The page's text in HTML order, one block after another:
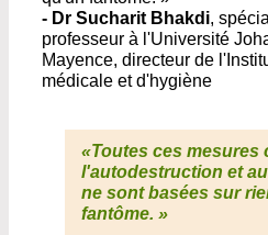
- Dr Sucharit Bhakdi,
professeur à l'Université
Mayence, directeur de
médicale et d'hygiène
«Toutes ces mesures
l'autodestruction et
ne sont basées sur
fantôme. »